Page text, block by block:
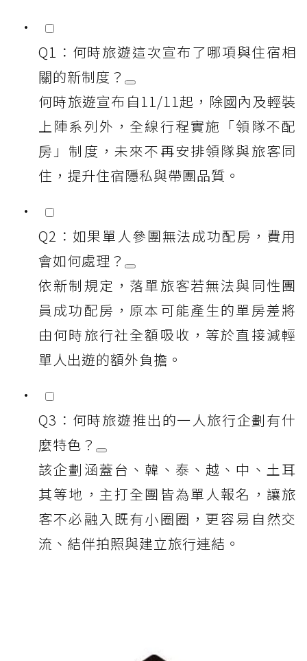
Q1：何時旅遊這次宣布了哪項與住宿相
關的新制度？
何時旅遊宣布自11/11起，除國內及輕裝
上陣系列外，全線行程實施「領隊不配
房」制度，未來不再安排領隊與旅客同
住，提升住宿隱私與帶團品質。
Q2：如果單人參團無法成功配房，費用
會如何處理？
依新制規定，落單旅客若無法與同性團
員成功配房，原本可能產生的單房差將
由何時旅行社全額吸收，等於直接減輕
單人出遊的額外負擔。
Q3：何時旅遊推出的一人旅行企劃有什
麼特色？
該企劃涵蓋台、韓、泰、越、中、土耳
其等地，主打全團皆為單人報名，讓旅
客不必融入既有小圈圈，更容易自然交
流、結伴拍照與建立旅行連結。